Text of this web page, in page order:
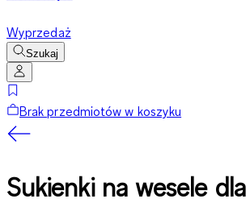
Wyprzedaż
Szukaj
Brak przedmiotów w koszyku
Sukienki na wesele